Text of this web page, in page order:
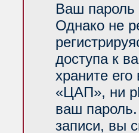
Ваш пароль
Однако не
доступа к
храните
«ЦАП», ни
ваш
записи, вы